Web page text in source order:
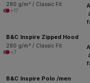
280 g/m² / Classic Fit
+17
B&C Inspire Zipped Hood
280 g/m² / Classic Fit
+7
B&C Inspire Polo /men